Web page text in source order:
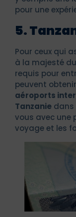
pour une
5.
Pour ceux qui
à la majesté
requis pour
peuvent
aéroports
Tanzanie dans
vous avec une
voyage et les